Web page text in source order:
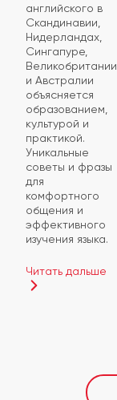
английского в
Скандинавии,
Нидерландах,
Сингапуре,
Великобритании
и Австралии
объясняется
образованием,
культурой и
практикой.
Уникальные
советы и фразы
для
комфортного
общения и
эффективного
изучения языка.
Читать дальше